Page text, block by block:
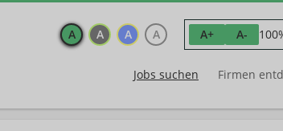
A A A A A+ A-
Jobs suchen Firmen